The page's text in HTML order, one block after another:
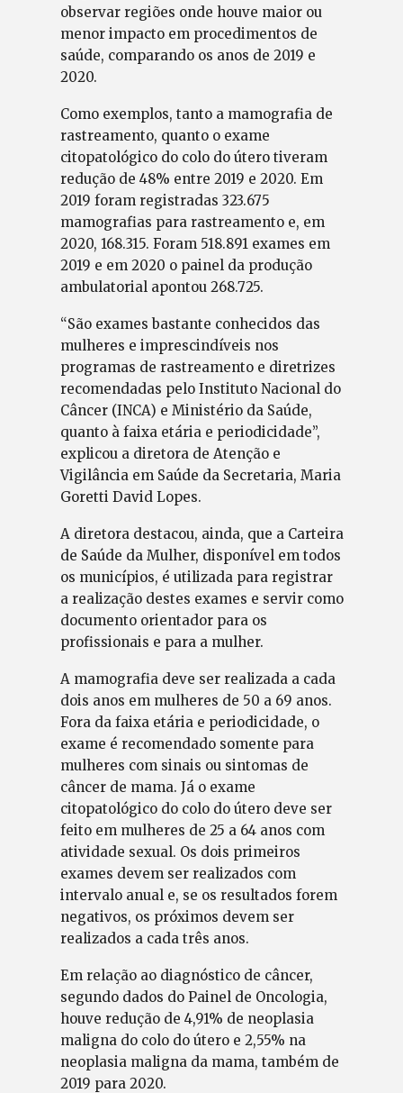
observar regiões onde houve maior ou
menor impacto em procedimentos de
saúde, comparando os anos de 2019 e
2020.
Como exemplos, tanto a mamografia de
rastreamento, quanto o exame
citopatológico do colo do útero tiveram
redução de 48% entre 2019 e 2020. Em
2019 foram registradas 323.675
mamografias para rastreamento e, em
2020, 168.315. Foram 518.891 exames em
2019 e em 2020 o painel da produção
ambulatorial apontou 268.725.
“São exames bastante conhecidos das
mulheres e imprescindíveis nos
programas de rastreamento e diretrizes
recomendadas pelo Instituto Nacional do
Câncer (INCA) e Ministério da Saúde,
quanto à faixa etária e periodicidade”,
explicou a diretora de Atenção e
Vigilância em Saúde da Secretaria, Maria
Goretti David Lopes.
A diretora destacou, ainda, que a Carteira
de Saúde da Mulher, disponível em todos
os municípios, é utilizada para registrar
a realização destes exames e servir como
documento orientador para os
profissionais e para a mulher.
A mamografia deve ser realizada a cada
dois anos em mulheres de 50 a 69 anos.
Fora da faixa etária e periodicidade, o
exame é recomendado somente para
mulheres com sinais ou sintomas de
câncer de mama. Já o exame
citopatológico do colo do útero deve ser
feito em mulheres de 25 a 64 anos com
atividade sexual. Os dois primeiros
exames devem ser realizados com
intervalo anual e, se os resultados forem
negativos, os próximos devem ser
realizados a cada três anos.
Em relação ao diagnóstico de câncer,
segundo dados do Painel de Oncologia,
houve redução de 4,91% de neoplasia
maligna do colo do útero e 2,55% na
neoplasia maligna da mama, também de
2019 para 2020.